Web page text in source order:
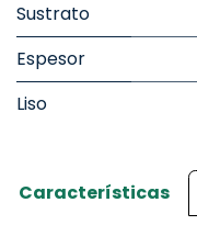
Sustrato
Espesor
Liso
Características